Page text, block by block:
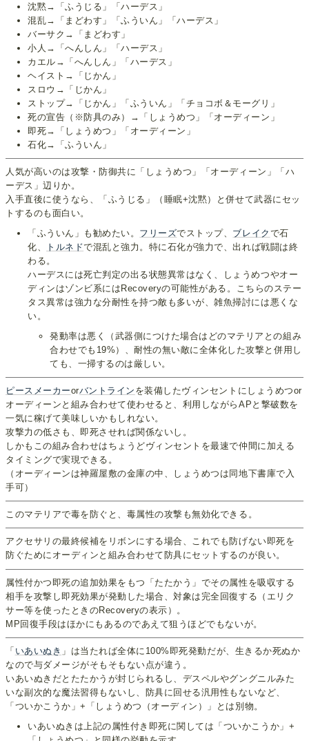
沈黙→「ふうじる」「ハーデス」
混乱→「まどわす」「ふういん」「ハーデス」
バーサク→「まどわす」
小人→「へんしん」「ハーデス」
カエル→「へんしん」「ハーデス」
ヘイスト→「じかん」
スロウ→「じかん」
ストップ→「じかん」「ふういん」「チョコボ＆モーグリ」
死の宣告（※防具のみ）→「しょうめつ」「オーディーン」
即死→「しょうめつ」「オーディーン」
石化→「ふういん」
人気が高いのは攻撃・防御共に「しょうめつ」「オーディーン」「ハ
ーデス」辺りか。
入手直後に使うなら、「ふうじる」（睡眠+沈黙）と併せて武器にセッ
トするのも面白い。
「ふういん」も勧めたい。 フリーズでストップ、 ブレイク で石
化、
トルネドで混乱と強力。特に石化が強力で、出れば戦闘は終
わる。
ハーデスには死亡判定の出る状態異常はなく、しょうめつやオー
ディンはゾンビ系にはRecoveryの可能性がある。こちらのステー
タス異常は強力な分耐性を持つ敵も多いが、雑魚掃討には悪くな
い。
発動率は悪く（武器側につけた場合はどのマテリアとの組み
合わせでも19%）、耐性の無い敵に全体化した攻撃と併用し
ても、一掃するのは厳しい。
ピースメーカーorバントライン を装備したヴィンセントにしょうめつor
オーディーンと組み合わせて使わせると、利用しながらAPと撃破数を
一気に稼げて美味しいかもしれない。
攻撃力の低さも、即死させれば関係ないし。
しかもこの組み合わせはちょうどヴィンセントを最速で仲間に加える
タイミングで実現できる。
（オーディーンは神羅屋敷の金庫の中、しょうめつは同地下書庫で入
手可）
このマテリアで毒を防ぐと、毒属性の攻撃も無効化できる。
アクセサリの最終候補をリボンにする場合、これでも防げない即死を
防ぐためにオーディンと組み合わせて防具にセットするのが良い。
属性付かつ即死の追加効果をもつ「たたかう」でその属性を吸収する
相手を攻撃し即死効果が発動した場合、対象は完全回復する（エリク
サー等を使ったときのRecoveryの表示）。
MP回復手段はほかにもあるのであえて狙うほどでもないが。
「 いあいぬき 」は当たれば全体に100%即死発動だが、生きるか死ぬか
なので与ダメージがそもそもない点が違う。
いあいぬきだとたたかうが封じられるし、デスペルやグングニルみた
いな副次的な魔法習得もないし、防具に回せる汎用性もないなど、
「ついかこうか」+「しょうめつ（オーディン）」とは別物。
いあいぬきは上記の属性付き即死に関しては「ついかこうか」+